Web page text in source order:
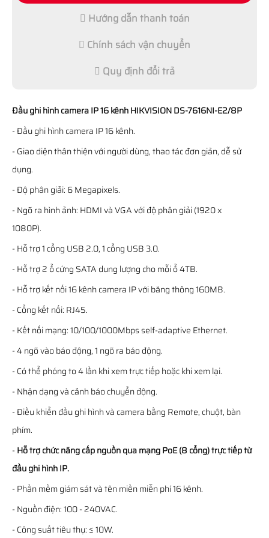
Hướng dẫn thanh toán
Chính sách vận chuyển
Quy định đổi trả
Đầu ghi hình camera IP 16 kênh HIKVISION DS-7616NI-E2/8P
- Đầu ghi hình camera IP 16 kênh.
- Giao diện thân thiện với người dùng, thao tác đơn giản, dễ sử
dụng.
- Độ phân giải: 6 Megapixels.
- Ngõ ra hình ảnh: HDMI và VGA với độ phân giải (1920 x
1080P).
- Hỗ trợ 1 cổng USB 2.0, 1 cổng USB 3.0.
- Hỗ trợ 2 ổ cứng SATA dung lượng cho mỗi ổ 4TB.
- Hỗ trợ kết nối 16 kênh camera IP với băng thông 160MB.
- Cổng kết nối: RJ45.
- Kết nối mạng: 10/100/1000Mbps self-adaptive Ethernet.
- 4 ngõ vào báo động, 1 ngõ ra báo động.
- Có thể phóng to 4 lần khi xem trực tiếp hoặc khi xem lại.
- Nhận dạng và cảnh báo chuyển động.
- Điều khiển đầu ghi hình và camera bằng Remote, chuột, bàn
phím.
- Hỗ trợ chức năng cấp nguồn qua mạng PoE (8 cổng) trực tiếp từ
đầu ghi hình IP.
- Phần mềm giám sát và tên miền miễn phí 16 kênh.
- Nguồn điện: 100 - 240VAC.
- Công suất tiêu thụ: ≤ 10W.